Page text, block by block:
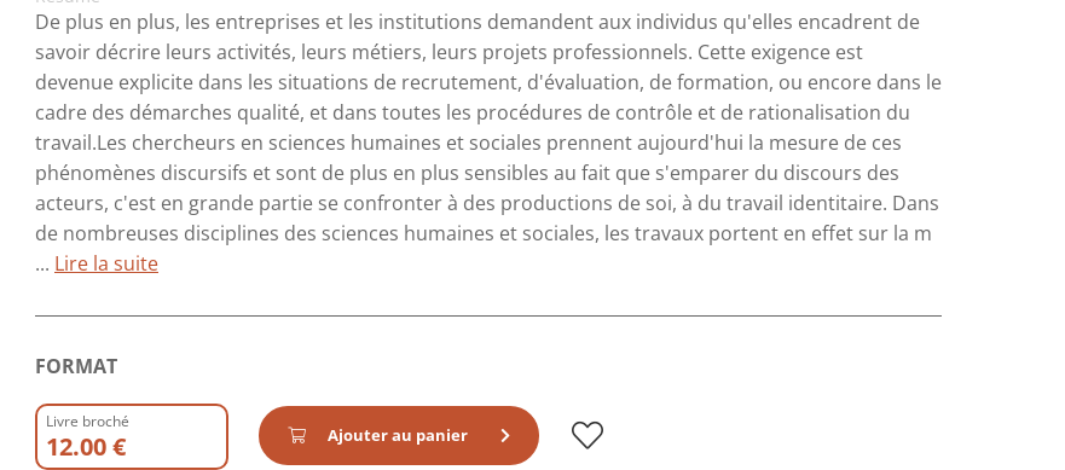
De plus en plus, les entreprises et les institutions demandent aux individus qu'elles encadrent de
savoir décrire leurs activités, leurs métiers, leurs projets professionnels. Cette exigence est
devenue explicite dans les situations de recrutement, d'évaluation, de formation, ou encore dans le
cadre des démarches qualité, et dans toutes les procédures de contrôle et de rationalisation du
travail.Les chercheurs en sciences humaines et sociales prennent aujourd'hui la mesure de ces
phénomènes discursifs et sont de plus en plus sensibles au fait que s'emparer du discours des
acteurs, c'est en grande partie se confronter à des productions de soi, à du travail identitaire. Dans
de nombreuses disciplines des sciences humaines et sociales, les travaux portent en effet sur la m
... Lire la suite
FORMAT
Livre broché
12.00 € Ajouter au panier